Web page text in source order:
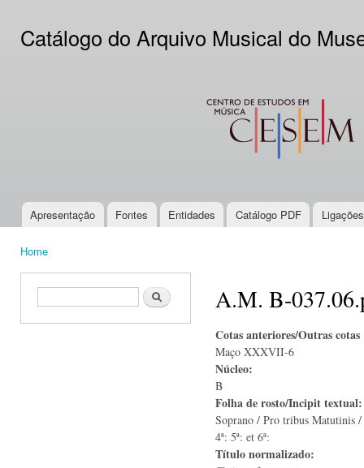
Catálogo do Arquivo Musical do
CESEM
Main menu
Apresentação Fontes Entidades Catálogo PDF
Home
Search form Search A.M. B-
Cotas anteriores/Outras
Maço XXXVII-6
Núcleo:
B
Folha de rosto/Incipit
Soprano / Pro tribus Matutinis
4ª: 5ª: et 6ª:
Título normalizado: